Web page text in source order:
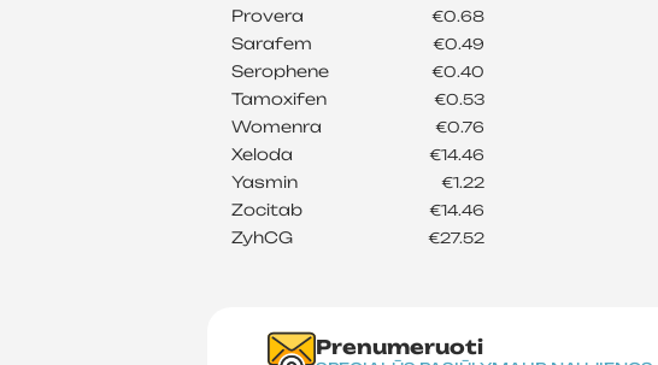
Provera €0.68
Sarafem €0.49
Serophene €0.40
Tamoxifen €0.53
Womenra €0.76
Xeloda €14.46
Yasmin €1.22
Zocitab €14.46
ZyhCG €27.52
Prenumeruoti